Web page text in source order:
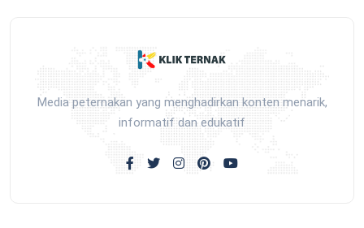
Media peternakan yang menghadirkan konten menarik,
informatif dan edukatif